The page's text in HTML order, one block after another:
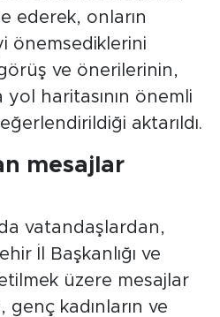
ederek, onların
önemsediklerini
ve önerilerinin,
yol haritasının önemli
aktarıldı.
mesajlar
vatandaşlardan,
İl Başkanlığı ve
üzere mesajlar
genç kadınların ve